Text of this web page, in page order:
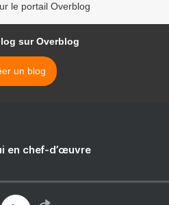
le portail Overblog
sur Overblog
un blog
en chef-d’œuvre